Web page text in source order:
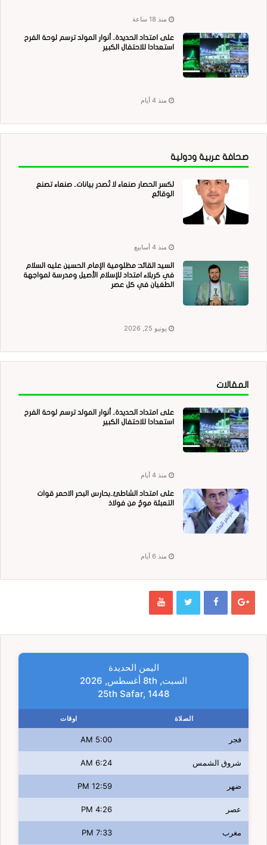
منذ 18 ساعة
على امتداد الحديدة.. أنوار المولد ترسم لوحة الفرح
استعدادا للاحتفال الكبير
منذ 4 أيام
صحافة عربية ودولية
لكسر الحصار صنعاء لا تُصدر بيانات.. صنعاء تصنع
الوقائع
منذ 4 أسابيع
السيد القائد: مظلومية الإمام الحسين عليه السلام
في كربلاء امتداد للإسلام الأصيل ومدرسة لمواجهة
الطغيان في كل عصر
يونيو 25, 2026
المقالات
على امتداد الحديدة.. أنوار المولد ترسم لوحة الفرح
استعدادا للاحتفال الكبير
منذ 4 أيام
على امتداد الشاطئ..بحارس البحر الاحمر قوات
التعبئة موجٌ من فولاذ
منذ 6 أيام
اليمن الحديدة
السبت, 8th أغسطس, 2026
25th Safar, 1448
الصلاة اوقات
فجر 5:00 AM
شروق الشمس 6:24 AM
ضهر 12:59 PM
عصر 4:26 PM
مغرب 7:33 PM